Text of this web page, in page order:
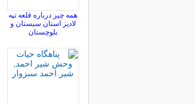
همه چیز درباره قلعه تپه
لادیز استان سیستان و
بلوچستان